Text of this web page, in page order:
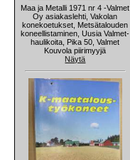
Maa ja Metalli 1971 nr 4 -Valmet
Oy asiakaslehti, Vakolan
konekoetukset, Metsätalouden
koneellistaminen, Uusia Valmet-
haulikoita, Pika 50, Valmet
Kouvola piirimyyjä
Näytä